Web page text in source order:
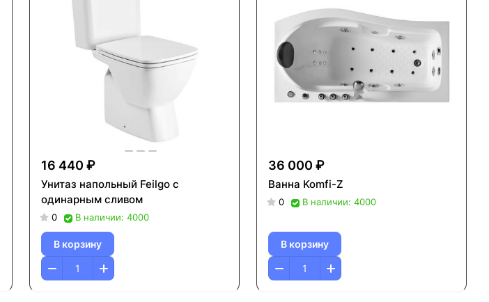
16 440 ₽
Унитаз напольный Feilgo с
одинарным сливом
0 В наличии: 4000
В корзину
36 000 ₽
Ванна Komfi-Z
0 В наличии: 4000
В корзину